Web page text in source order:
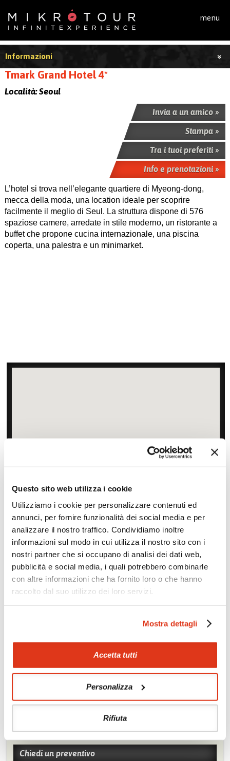
Questo sito web utilizza i cookie
Utilizziamo i cookie per personalizzare contenuti ed
annunci, per fornire funzionalità dei social media e per
analizzare il nostro traffico. Condividiamo inoltre
informazioni sul modo in cui utilizza il nostro sito con i
nostri partner che si occupano di analisi dei dati web,
pubblicità e social media, i quali potrebbero combinarle
con altre informazioni che ha fornito loro o che hanno
raccolto dal suo utilizzo dei loro servizi.
Mostra dettagli
Accetta tutti
Personalizza
Rifiuta
menu
Informazioni
Tmark Grand Hotel 4*
Località:Seoul
Invia a un amico »
Stampa »
Tra i tuoi preferiti »
Info e prenotazioni »
L’hotel si trova nell’elegante quartiere di Myeong-dong,
mecca della moda, una location ideale per scoprire
facilmente il meglio di Seul. La struttura dispone di 576
spaziose camere, arredate in stile moderno, un ristorante a
buffet che propone cucina internazionale, una piscina
coperta, una palestra e un minimarket.
Zoom
Offerte
richiesta
Scopri i prezzi »
Condividi con gli altri viaggiatori le tue esperienze e scambia
Visita la nostra pagina Facebook
Chiedi un preventivo
agente e vuoi collaborare con noi?
Chiedi un preventivo